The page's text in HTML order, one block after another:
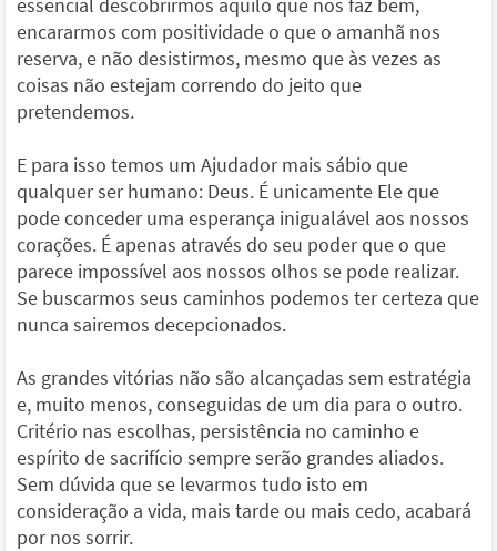
encararmos com positividade o que o amanhã nos
reserva, e não desistirmos, mesmo que às vezes as
coisas não estejam correndo do jeito que
pretendemos.
E para isso temos um Ajudador mais sábio que
qualquer ser humano: Deus. É unicamente Ele que
pode conceder uma esperança inigualável aos nossos
corações. É apenas através do seu poder que o que
parece impossível aos nossos olhos se pode realizar.
Se buscarmos seus caminhos podemos ter certeza que
nunca sairemos decepcionados.
As grandes vitórias não são alcançadas sem estratégia
e, muito menos, conseguidas de um dia para o outro.
Critério nas escolhas, persistência no caminho e
espírito de sacrifício sempre serão grandes aliados.
Sem dúvida que se levarmos tudo isto em
consideração a vida, mais tarde ou mais cedo, acabará
por nos sorrir.